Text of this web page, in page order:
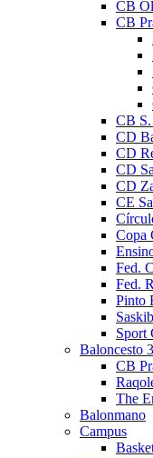
CB
CB
CB
CD
CD
CD
CD
CE
Copa
Fed.
Fed.
Pinto
Sport
Baloncesto
CB
The
Balonmano
Campus